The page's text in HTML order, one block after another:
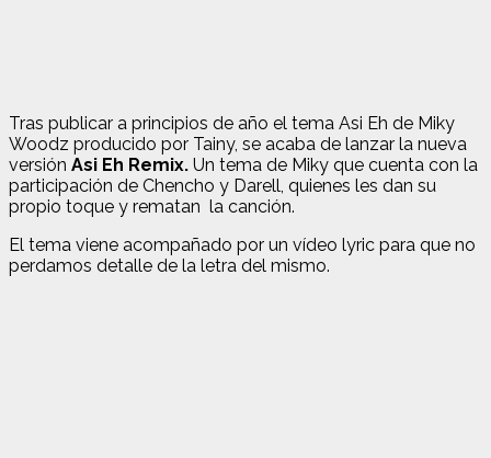
Tras publicar a principios de año el tema Asi Eh de Miky
Woodz producido por Tainy, se acaba de lanzar la nueva
versión Asi Eh Remix. Un tema de Miky que cuenta con la
participación de Chencho y Darell, quienes les dan su
propio toque y rematan la canción.
El tema viene acompañado por un vídeo lyric para que no
perdamos detalle de la letra del mismo.